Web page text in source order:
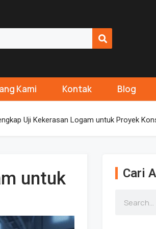
Kami Kontak Blog
Uji Kekerasan Logam untuk Proyek
untuk
Cari